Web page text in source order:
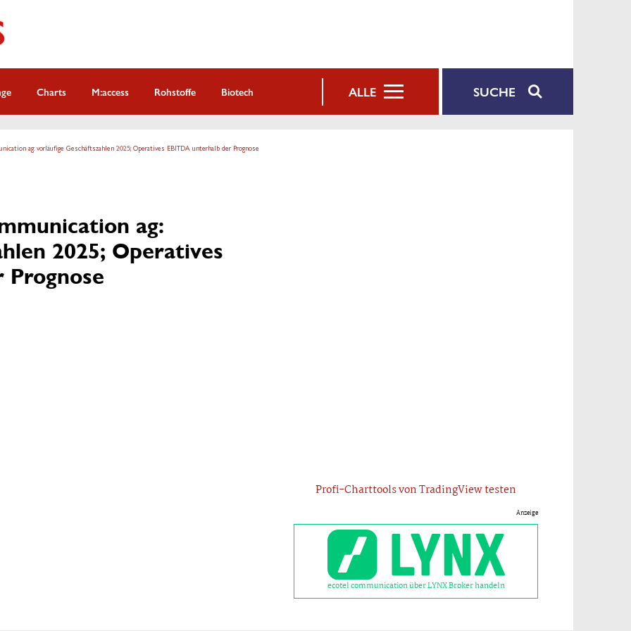
SUCHE
ALLE
Charts M:access Rohstoffe Biotech
ag: vorläufige Geschäftszahlen 2025; Operatives EBITDA unterhalb der Prognose
ag:
2025; Operatives
Profi-Charttools von TradingView testen
Anzeige
ecotel communication über LYNX Broker handeln